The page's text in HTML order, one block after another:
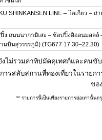
SHINKANSEN LINE – โตเกียว – ถ่
ง ถนนนากามิเสะ – ช้อปปิ้งอิออนมอลล์
มบินสุวรรรภูมิ) (TG677 17.30–22.30)
งไม่รวมค่าทิปมัคคุเทศก์และคน
รสลับสถานที่ท่องเที่ยวในราย
ขอ
** รายการนี้เป็นเพียงรายการย่อเท่านั้น